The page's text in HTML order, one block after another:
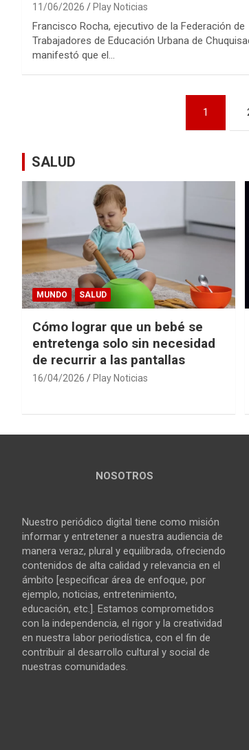
11/06/2026 Play Noticias
Francisco Rocha, ejecutivo de la Federación de
Trabajadores de Educación Urbana de
manifestó que el…
entradas
1
SALUD
MUNDO SALUD
Cómo lograr que un bebé se
entretenga solo sin necesidad
de recurrir a las pantallas
16/04/2026 Play Noticias
NOSOTROS
Nuestro periódico digital tiene como misión
informar y entretener a nuestra audiencia de
manera veraz, plural y equilibrada, ofreciendo
contenidos de alta calidad y relevancia en el
ámbito [especificar área de enfoque, por
ejemplo, noticias, entretenimiento,
educación, etc.]. Estamos comprometidos
con la independencia, el rigor y la creatividad
en nuestra labor periodística, con el fin de
contribuir al desarrollo cultural y social de
nuestras comunidades.